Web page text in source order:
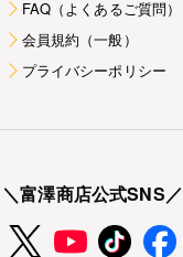
FAQ（よくあるご質問）
会員規約（一般）
プライバシーポリシー
＼富澤商店公式SNS／